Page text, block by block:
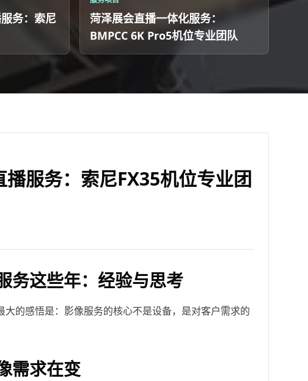
务：索尼
菏泽展会直播一体化服务：
BMPCC 6K Pro5机位专业团队
服务：索尼FX35机位专业团
务这些年：经验与思考
的感悟是：影像服务的核心不是设备，是对客户需求的
需求在变